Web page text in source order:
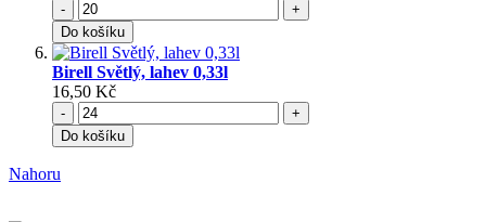
-
+
Do košíku
Birell Světlý, lahev 0,33l
16,50 Kč
-
+
Do košíku
Nahoru